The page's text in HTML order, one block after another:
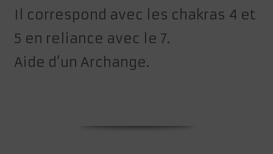
Il correspond avec les chakras 4 et
5 en reliance avec le 7.
Aide d’un Archange.